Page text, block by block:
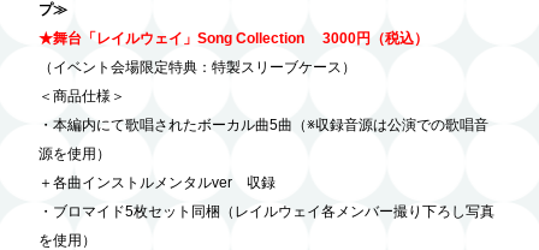
プ≫
★舞台「レイルウェイ」Song Collection 3000円（税込）
（イベント会場限定特典：特製スリーブケース）
＜商品仕様＞
・本編内にて歌唱されたボーカル曲5曲（※収録音源は公演での歌唱音
源を使用）
＋各曲インストルメンタルver 収録
・ブロマイド5枚セット同梱（レイルウェイ各メンバー撮り下ろし写真
を使用）